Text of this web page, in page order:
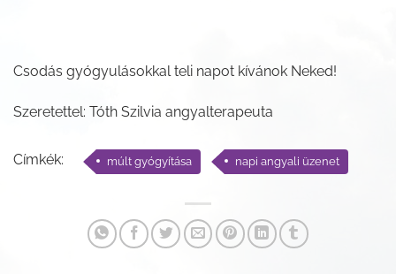
Csodás gyógyulásokkal teli napot kívánok Neked!
Szeretettel: Tóth Szilvia angyalterapeuta
Címkék: múlt gyógyítása napi angyali üzenet